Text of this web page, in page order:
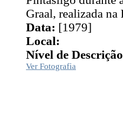
Graal, realizada
Data: [1979]
Local:
Nível de
Ver Fotografia